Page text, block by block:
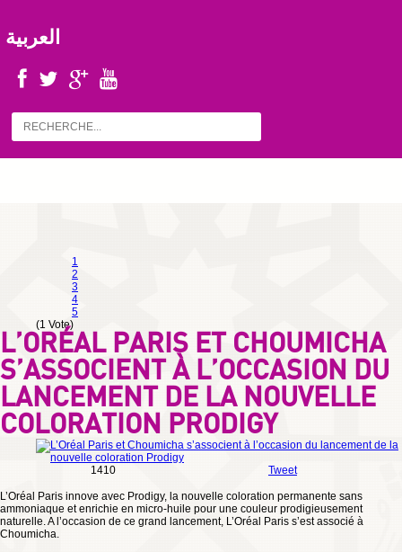
العربية
1
2
3
4
5
(1 Vote)
L’ORÉAL PARIS ET CHOUMICHA
S’ASSOCIENT À L’OCCASION DU
LANCEMENT DE LA NOUVELLE
COLORATION PRODIGY
1410 Tweet
L’Oréal Paris innove avec Prodigy, la nouvelle coloration permanente sans
ammoniaque et enrichie en micro-huile pour une couleur prodigieusement
naturelle. A l’occasion de ce grand lancement, L’Oréal Paris s’est associé à
Choumicha.